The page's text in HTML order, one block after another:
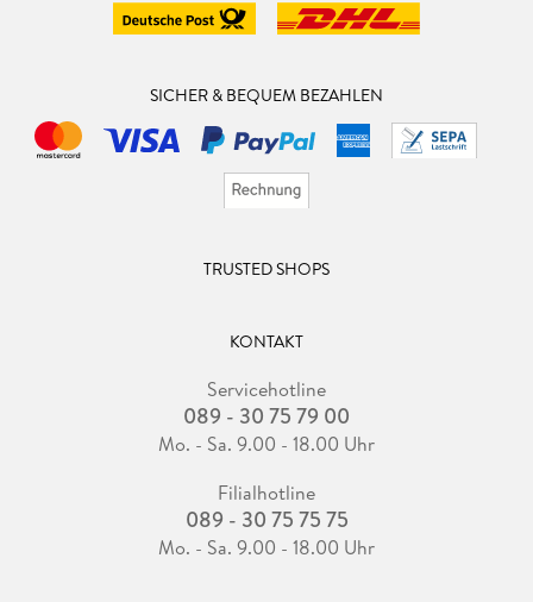
SICHER & BEQUEM BEZAHLEN
TRUSTED SHOPS
KONTAKT
Servicehotline
089 - 30 75 79 00
Mo. - Sa. 9.00 - 18.00 Uhr
Filialhotline
089 - 30 75 75 75
Mo. - Sa. 9.00 - 18.00 Uhr